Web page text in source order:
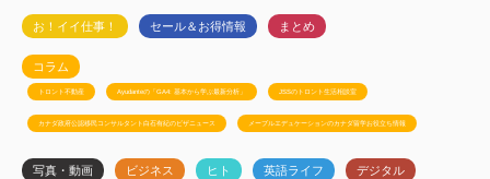
お！イイ仕事！ セール＆お得情報 まとめ
コラム
トロント不動産 Ayudanteの「GA4: 基本から学ぶ最新分析」 JSSのトロント生活相談室
カナダ政府公認移民コンサルタント白石有紀のビザニュース メープルエデュケーションのカナダ留学お役立ち情報
写真・動画 ビジネス ヒト 英語ライフ デジタル